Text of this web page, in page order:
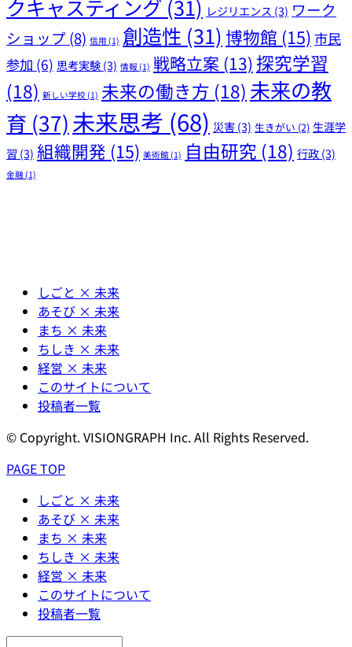
クキャスティング (31) レジリエンス (3) ワーク
ショップ(8) 信用 (1) 創造性 (31)博物館 (15) 市民
参加 (6) 思考実験(3) 情報 (1) 戦略立案 (13)探究学習
(18) 新しい学校 (1) 未来の働き方 (18) 未来の教
育 (37)未来思考 (68) 災害(3) 生きがい (2) 生涯学
習 (3) 組織開発 (15) 美術館 (1) 自由研究 (18) 行政(3)
金融 (1)
しごと × 未来
あそび × 未来
まち × 未来
ちしき × 未来
経営 × 未来
このサイトについて
投稿者一覧
© Copyright. VISIONGRAPH Inc. All Rights Reserved.
PAGE TOP
しごと × 未来
あそび × 未来
まち × 未来
ちしき × 未来
経営 × 未来
このサイトについて
投稿者一覧